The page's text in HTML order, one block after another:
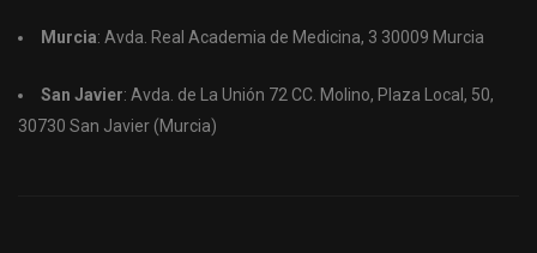
Murcia: Avda. Real Academia de Medicina, 3 30009 Murcia
San Javier: Avda. de La Unión 72 CC. Molino, Plaza Local, 50,
30730 San Javier (Murcia)